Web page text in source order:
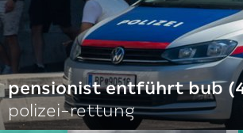
pensionist entführt bub
polizei-rettung